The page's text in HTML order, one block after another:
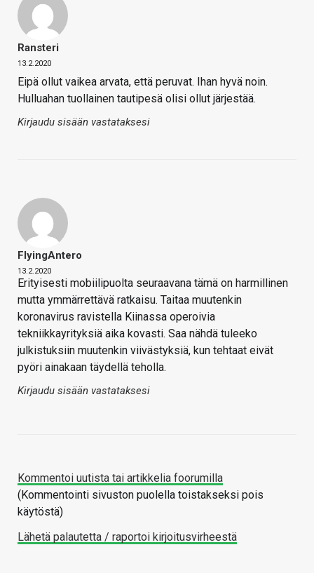
Ransteri
13.2.2020
Eipä ollut vaikea arvata, että peruvat. Ihan hyvä noin.
Hulluahan tuollainen tautipesä olisi ollut järjestää.
Kirjaudu sisään vastataksesi
FlyingAntero
13.2.2020
Erityisesti mobiilipuolta seuraavana tämä on harmillinen
mutta ymmärrettävä ratkaisu. Taitaa muutenkin
koronavirus ravistella Kiinassa operoivia
tekniikkayrityksiä aika kovasti. Saa nähdä tuleeko
julkistuksiin muutenkin viivästyksiä, kun tehtaat eivät
pyöri ainakaan täydellä teholla.
Kirjaudu sisään vastataksesi
Kommentoi uutista tai artikkelia foorumilla
(Kommentointi sivuston puolella toistakseksi pois
käytöstä)
Lähetä palautetta / raportoi kirjoitusvirheestä